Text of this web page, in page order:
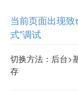
当前页面出现
式"调试
切换方法：后台>
存